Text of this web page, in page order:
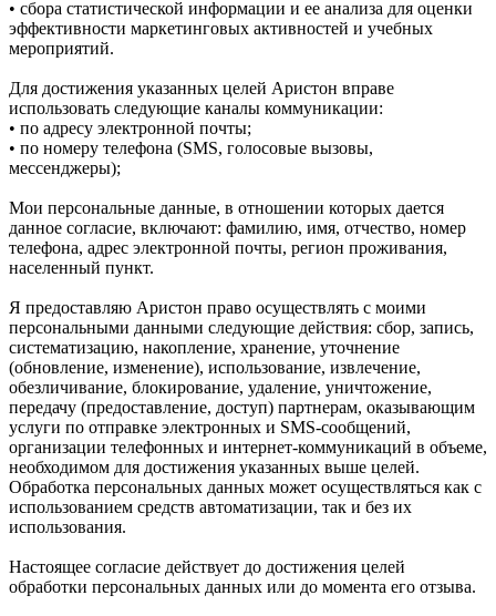
• сбора статистической информации и ее анализа для оценки
эффективности маркетинговых активностей и учебных
мероприятий.
Для достижения указанных целей Аристон вправе
использовать следующие каналы коммуникации:
• по адресу электронной почты;
• по номеру телефона (SMS, голосовые вызовы,
мессенджеры);
Мои персональные данные, в отношении которых дается
данное согласие, включают: фамилию, имя, отчество, номер
телефона, адрес электронной почты, регион проживания,
населенный пункт.
Я предоставляю Аристон право осуществлять с моими
персональными данными следующие действия: сбор, запись,
систематизацию, накопление, хранение, уточнение
(обновление, изменение), использование, извлечение,
обезличивание, блокирование, удаление, уничтожение,
передачу (предоставление, доступ) партнерам, оказывающим
услуги по отправке электронных и SMS‑сообщений,
организации телефонных и интернет‑коммуникаций в объеме,
необходимом для достижения указанных выше целей.
Обработка персональных данных может осуществляться как с
использованием средств автоматизации, так и без их
использования.
Настоящее согласие действует до достижения целей
обработки персональных данных или до момента его отзыва.